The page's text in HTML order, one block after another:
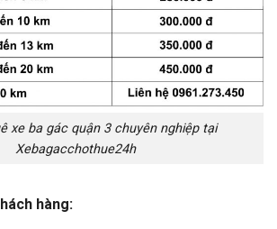
xe ba gác quận 3 chuyên nghiệp tại
Xebagacchothue24h
hàng: